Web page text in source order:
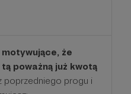
że
poważną już kwotą
poprzedniego progu i